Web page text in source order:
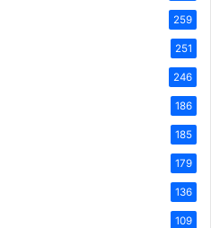
259
251
246
186
185
179
136
109